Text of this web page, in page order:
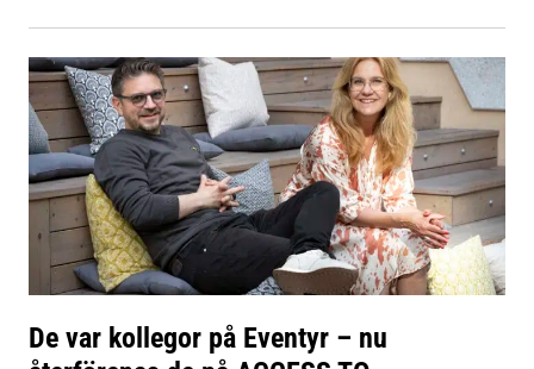
De var kollegor på Eventyr – nu